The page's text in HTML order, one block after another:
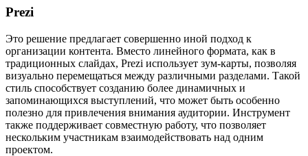
Prezi
Это решение предлагает совершенно иной подход к
организации контента. Вместо линейного формата, как в
традиционных слайдах, Prezi использует зум-карты, позволяя
визуально перемещаться между различными разделами. Такой
стиль способствует созданию более динамичных и
запоминающихся выступлений, что может быть особенно
полезно для привлечения внимания аудитории. Инструмент
также поддерживает совместную работу, что позволяет
нескольким участникам взаимодействовать над одним
проектом.